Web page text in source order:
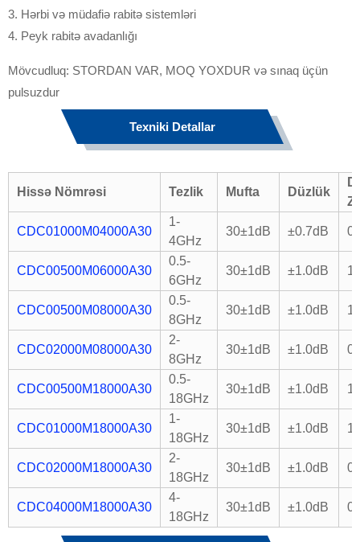
3. Hərbi və müdafiə rabitə sistemləri
4. Peyk rabitə avadanlığı
Mövcudluq: STORDAN VAR, MOQ YOXDUR və sınaq üçün
pulsuzdur
Texniki Detallar
Hissə Nömrəsi Tezlik Mufta Düzlük
CDC01000M04000A30
1-
4GHz
30±1dB ±0.7dB
CDC00500M06000A30
0.5-
6GHz
30±1dB ±1.0dB
CDC00500M08000A30
0.5-
8GHz
30±1dB ±1.0dB
CDC02000M08000A30
2-
8GHz
30±1dB ±1.0dB
CDC00500M18000A30
0.5-
18GHz
30±1dB ±1.0dB
CDC01000M18000A30
1-
18GHz
30±1dB ±1.0dB
CDC02000M18000A30
2-
18GHz
30±1dB ±1.0dB
CDC04000M18000A30
4-
18GHz
30±1dB ±1.0dB